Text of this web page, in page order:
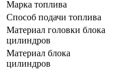
Марка топлива
Способ подачи топлива
Материал головки блока
цилиндров
Материал блока
цилиндров